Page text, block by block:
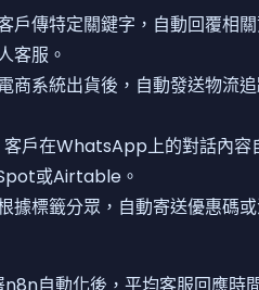
戶傳特定關鍵字，自動回覆相
客服。
商系統出貨後，自動發送物流
客戶在WhatsApp上的對話內容
或Airtable。
據標籤分眾，自動寄送優惠碼
自動化後，平均客服回應時